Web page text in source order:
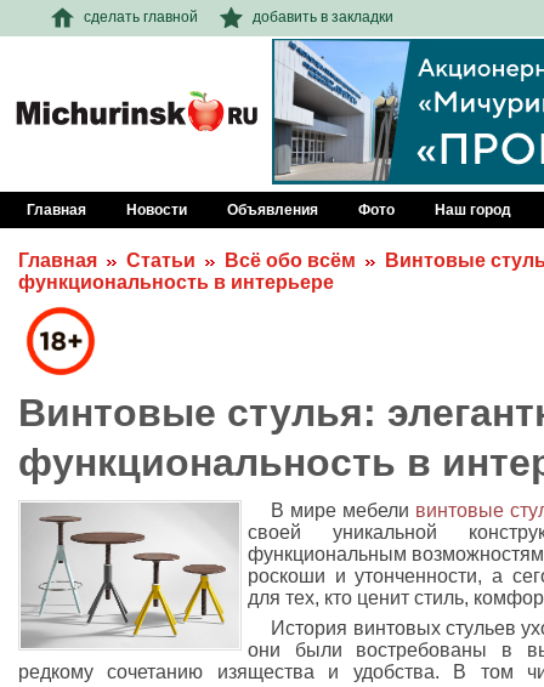
сделать главной добавить в закладки
Главная Новости Объявления Фото Наш город
Главная Статьи Всё обо всём
Винтовые
функциональность в интерьере
Винтовые стулья:
функциональность в
В мире мебели винтовые
своей уникальной
функциональным
роскоши и утонченности, а
для тех, кто ценит стиль,
История винтовых стульев
они были востребованы в
редкому сочетанию изящества и удобства. В том